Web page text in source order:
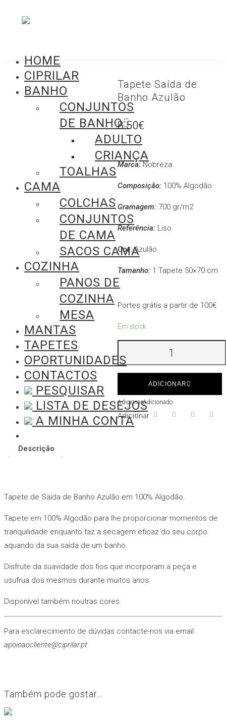
HOME
CIPRILAR
BANHO
CONJUNTOS
DE BANHO
ADULTO
CRIANÇA
TOALHAS
CAMA
COLCHAS
CONJUNTOS
DE CAMA
SACOS CAMA
COZINHA
PANOS DE
COZINHA
MESA
MANTAS
TAPETES
OPORTUNIDADES
CONTACTOS
PESQUISAR
LISTA DE DESEJOS
A MINHA CONTA
Tapete Saída de
Banho Azulão
8.50€
Marca:Nobreza
Composição:100% Algodão
Gramagem:700 gr/m2
Referência:Liso
Cor:Azulão
Tamanho:1 Tapete 50×70 cm
Portes grátis a partir de 100€
Em stock
de
Tapete
de
Banho
Azulão
ADICIONAR
AdicionarAdicionado
Adicionar
Descrição
Tapete de Saída de Banho Azulão em 100% Algodão.
Tapete em 100% Algodão para lhe proporcionar momentos de
tranquilidade enquanto faz a secagem eficaz do seu corpo
aquando da sua saída de um banho.
Disfrute da suavidade dos fios que incorporam a peça e
usufrua dos mesmos durante muitos anos.
Disponível também noutras cores.
Para esclarecimento de dúvidas contacte-nos via email:
apoioaocliente@ciprilar.pt
Também pode gostar…